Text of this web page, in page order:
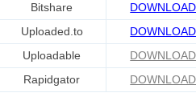
Bitshare
DOWNLOAD
Uploaded.to
DOWNLOAD
Uploadable
DOWNLOAD
Rapidgator
DOWNLOAD